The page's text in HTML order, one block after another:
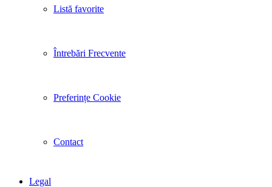
Listă favorite
Întrebări Frecvente
Preferințe Cookie
Contact
Legal